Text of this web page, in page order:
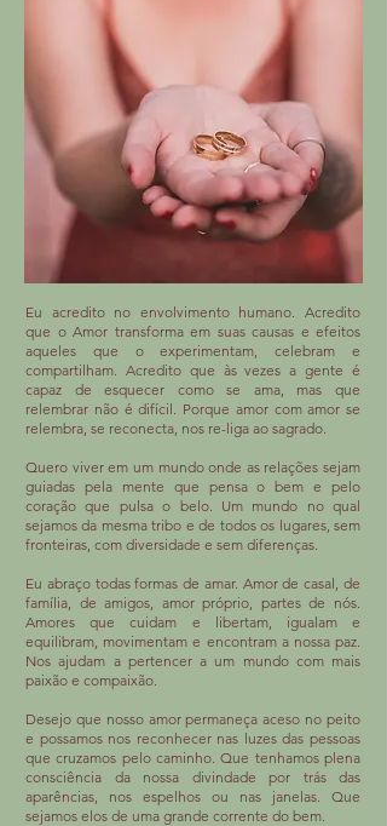
Eu acredito no envolvimento humano. Acredito
que o Amor transforma em suas causas e efeitos
aqueles que o experimentam, celebram e
compartilham. Acredito que às vezes a gente é
capaz de esquecer como se ama, mas que
relembrar não é difícil. Porque amor com amor se
relembra, se reconecta, nos re-liga ao sagrado.
Quero viver em um mundo onde as relações sejam
guiadas pela mente que pensa o bem e pelo
coração que pulsa o belo. Um mundo no qual
sejamos da mesma tribo e de todos os lugares, sem
fronteiras, com diversidade e sem diferenças.
Eu abraço todas formas de amar. Amor de casal, de
família, de amigos, amor próprio, partes de nós.
Amores que cuidam e libertam, igualam e
equilibram, movimentam e encontram a nossa paz.
Nos ajudam a pertencer a um mundo com mais
paixão e compaixão.
Desejo que nosso amor permaneça aceso no peito
e possamos nos reconhecer nas luzes das pessoas
que cruzamos pelo caminho. Que tenhamos plena
consciência da nossa divindade por trás das
aparências, nos espelhos ou nas janelas. Que
sejamos elos de uma grande corrente do bem.